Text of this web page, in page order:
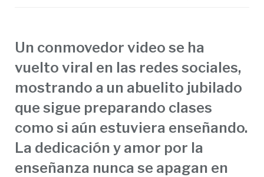
Un conmovedor video se ha
vuelto viral en las redes sociales,
mostrando a un abuelito jubilado
que sigue preparando clases
como si aún estuviera enseñando.
La dedicación y amor por la
enseñanza nunca se apagan en